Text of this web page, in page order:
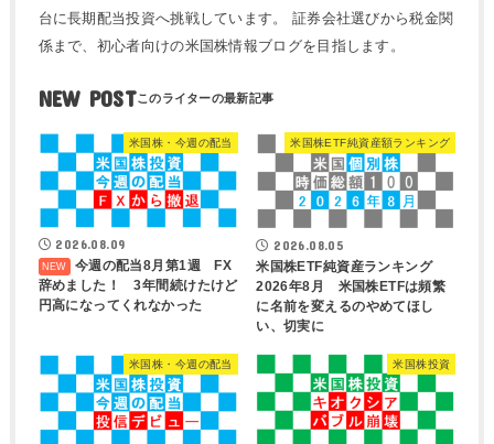
台に長期配当投資へ挑戦しています。 証券会社選びから税金関
係まで、初心者向けの米国株情報ブログを目指します。
NEW POST
米国株・今週の配当
2026.08.09
今週の配当8月第1週 FX
辞めました！ 3年間続けたけど
円高になってくれなかった
米国株ETF純資産額ランキング
2026.08.05
米国株ETF純資産ランキング
2026年8月 米国株ETFは頻繁
に名前を変えるのやめてほし
い、切実に
米国株・今週の配当 米国株投資